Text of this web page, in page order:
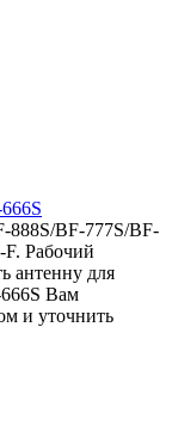
888S/BF-777S/BF-
Рабочий
антенну для
Вам
и уточнить